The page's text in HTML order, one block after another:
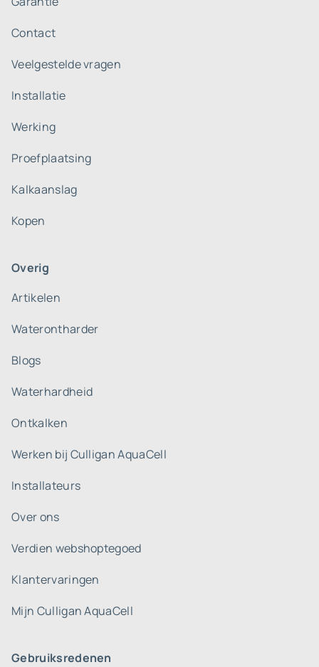
Contact
Veelgestelde vragen
Installatie
Werking
Proefplaatsing
Kalkaanslag
Kopen
Overig
Artikelen
Waterontharder
Blogs
Waterhardheid
Ontkalken
Werken bij Culligan AquaCell
Installateurs
Over ons
Verdien webshoptegoed
Klantervaringen
Mijn Culligan AquaCell
Gebruiksredenen